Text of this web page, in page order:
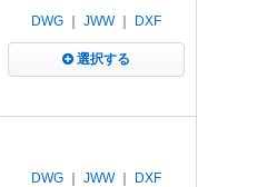
DWG JWW｜ DXF
選択する
DWG JWW｜ DXF